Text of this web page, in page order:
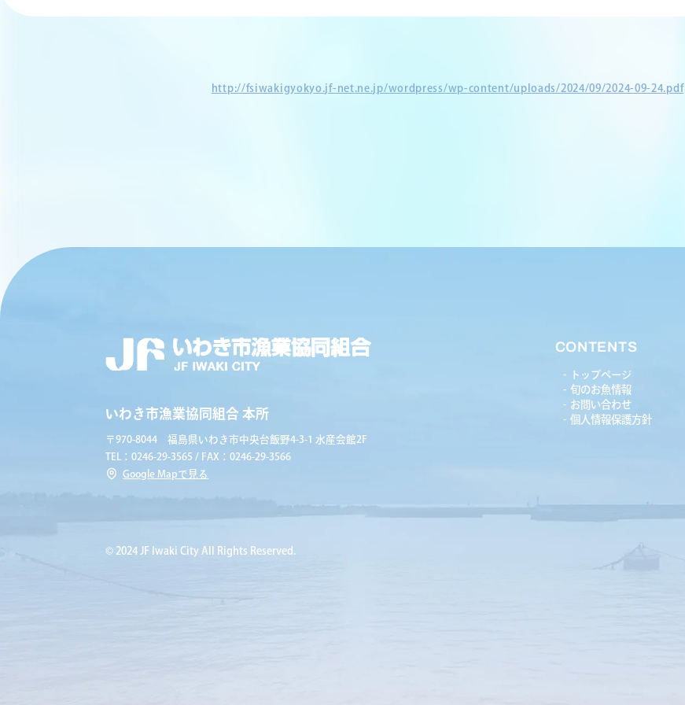
http://fsiwakigyokyo.jf-net.ne.jp/wordpress/wp-content/uploads/2024/09/2024-09-24.pdf
いわき市漁業協同組合 本所
〒970-8044 福島県いわき市中央台飯野4-3-1 水産会館2F
TEL：0246-29-3565 / FAX：0246-29-3566
Google Mapで見る
CONTENTS
トップページ
旬のお魚情報
お問い合わせ
個人情報保護方針
© 2024 JF Iwaki City All Rights Reserved.